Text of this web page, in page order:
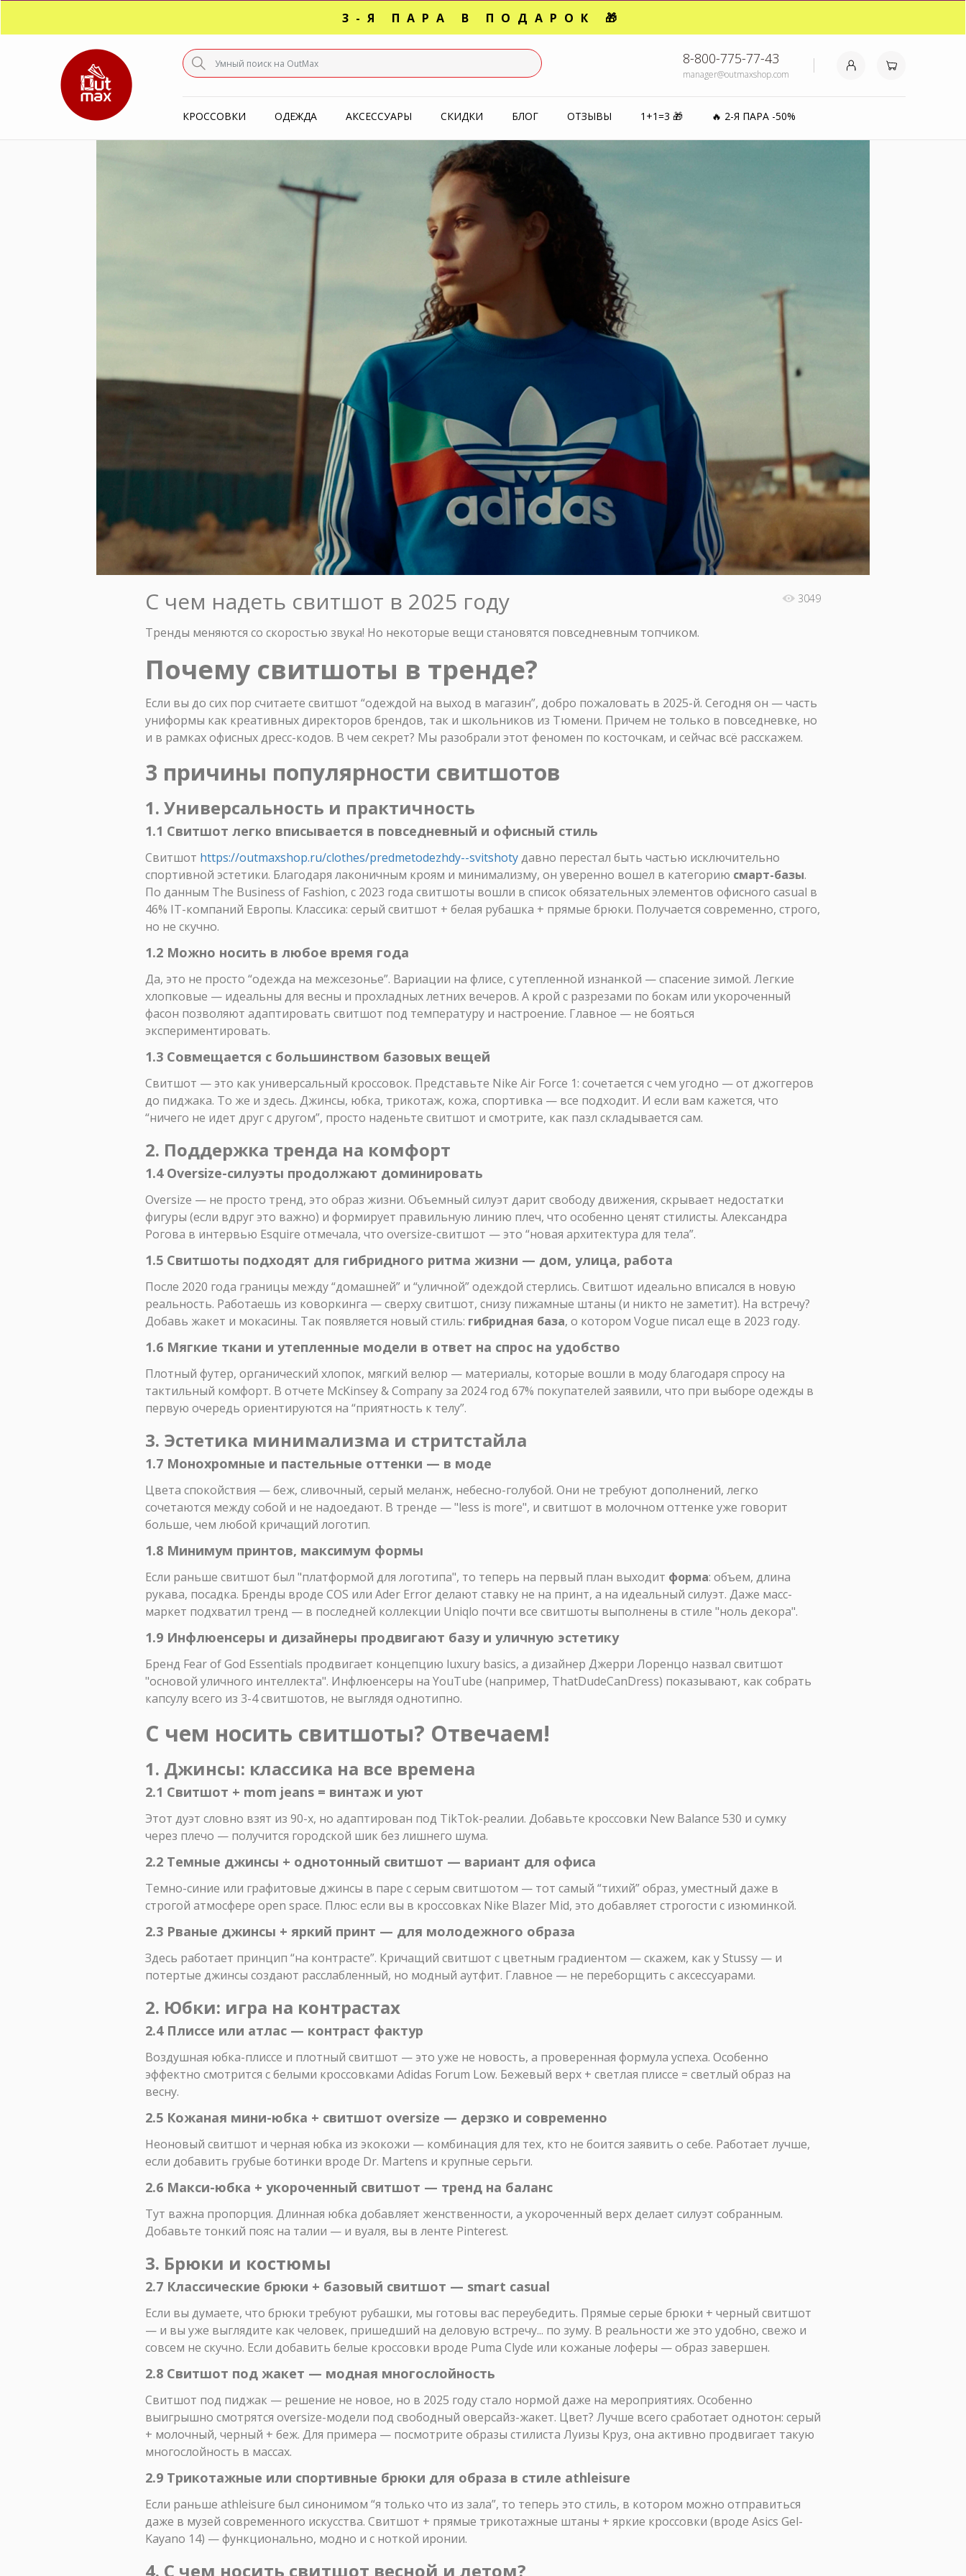
3-Я ПАРА В ПОДАРОК 🎁
ПОСЛЕДНИЕ РАЗМЕРЫ ОТ 1500₽⚡️ 8-800-775-77-43
manager@outmaxshop.com
КРОССОВКИ ОДЕЖДА АКСЕССУАРЫ СКИДКИ БЛОГ ОТЗЫВЫ 1+1=3 🎁 🔥 2-Я ПАРА -50%
С чем надеть свитшот в 2025 году 3049
Тренды меняются со скоростью звука! Но некоторые вещи становятся повседневным топчиком.
Почему свитшоты в тренде?
Если вы до сих пор считаете свитшот “одеждой на выход в магазин”, добро пожаловать в 2025-й. Сегодня он — часть
униформы как креативных директоров брендов, так и школьников из Тюмени. Причем не только в повседневке, но
и в рамках офисных дресс-кодов. В чем секрет? Мы разобрали этот феномен по косточкам, и сейчас всё расскажем.
3 причины популярности свитшотов
1. Универсальность и практичность
1.1 Свитшот легко вписывается в повседневный и офисный стиль
Свитшот https://outmaxshop.ru/clothes/predmetodezhdy--svitshotyдавно перестал быть частью исключительно
спортивной эстетики. Благодаря лаконичным кроям и минимализму, он уверенно вошел в категорию смарт-базы.
По данным The Business of Fashion, с 2023 года свитшоты вошли в список обязательных элементов офисного casual в
46% IT-компаний Европы. Классика: серый свитшот + белая рубашка + прямые брюки. Получается современно, строго,
но не скучно.
1.2 Можно носить в любое время года
Да, это не просто “одежда на межсезонье”. Вариации на флисе, с утепленной изнанкой — спасение зимой. Легкие
хлопковые — идеальны для весны и прохладных летних вечеров. А крой с разрезами по бокам или укороченный
фасон позволяют адаптировать свитшот под температуру и настроение. Главное — не бояться
экспериментировать.
1.3 Совмещается с большинством базовых вещей
Свитшот — это как универсальный кроссовок. Представьте Nike Air Force 1: сочетается с чем угодно — от джоггеров
до пиджака. То же и здесь. Джинсы, юбка, трикотаж, кожа, спортивка — все подходит. И если вам кажется, что
“ничего не идет друг с другом”, просто наденьте свитшот и смотрите, как пазл складывается сам.
2. Поддержка тренда на комфорт
1.4 Oversize-силуэты продолжают доминировать
Oversize — не просто тренд, это образ жизни. Объемный силуэт дарит свободу движения, скрывает недостатки
фигуры (если вдруг это важно) и формирует правильную линию плеч, что особенно ценят стилисты. Александра
Рогова в интервью Esquire отмечала, что oversize-свитшот — это “новая архитектура для тела”.
1.5 Свитшоты подходят для гибридного ритма жизни — дом, улица, работа
После 2020 года границы между “домашней” и “уличной” одеждой стерлись. Свитшот идеально вписался в новую
реальность. Работаешь из коворкинга — сверху свитшот, снизу пижамные штаны (и никто не заметит). На встречу?
Добавь жакет и мокасины. Так появляется новый стиль: гибридная база, о котором Vogue писал еще в 2023 году.
1.6 Мягкие ткани и утепленные модели в ответ на спрос на удобство
Плотный футер, органический хлопок, мягкий велюр — материалы, которые вошли в моду благодаря спросу на
тактильный комфорт. В отчете McKinsey & Company за 2024 год 67% покупателей заявили, что при выборе одежды в
первую очередь ориентируются на “приятность к телу”.
3. Эстетика минимализма и стритстайла
1.7 Монохромные и пастельные оттенки — в моде
Цвета спокойствия — беж, сливочный, серый меланж, небесно-голубой. Они не требуют дополнений, легко
сочетаются между собой и не надоедают. В тренде — "less is more", и свитшот в молочном оттенке уже говорит
больше, чем любой кричащий логотип.
1.8 Минимум принтов, максимум формы
Если раньше свитшот был "платформой для логотипа", то теперь на первый план выходит форма: объем, длина
рукава, посадка. Бренды вроде COS или Ader Error делают ставку не на принт, а на идеальный силуэт. Даже масс-
маркет подхватил тренд — в последней коллекции Uniqlo почти все свитшоты выполнены в стиле "ноль декора".
1.9 Инфлюенсеры и дизайнеры продвигают базу и уличную эстетику
Бренд Fear of God Essentials продвигает концепцию luxury basics, а дизайнер Джерри Лоренцо назвал свитшот
"основой уличного интеллекта". Инфлюенсеры на YouTube (например, ThatDudeCanDress) показывают, как собрать
капсулу всего из 3-4 свитшотов, не выглядя однотипно.
С чем носить свитшоты? Отвечаем!
1. Джинсы: классика на все времена
2.1 Свитшот + mom jeans = винтаж и уют
Этот дуэт словно взят из 90-х, но адаптирован под TikTok-реалии. Добавьте кроссовки New Balance 530 и сумку
через плечо — получится городской шик без лишнего шума.
2.2 Темные джинсы + однотонный свитшот — вариант для офиса
Темно-синие или графитовые джинсы в паре с серым свитшотом — тот самый “тихий” образ, уместный даже в
строгой атмосфере open space. Плюс: если вы в кроссовках Nike Blazer Mid, это добавляет строгости с изюминкой.
2.3 Рваные джинсы + яркий принт — для молодежного образа
Здесь работает принцип “на контрасте”. Кричащий свитшот с цветным градиентом — скажем, как у Stussy — и
потертые джинсы создают расслабленный, но модный аутфит. Главное — не переборщить с аксессуарами.
2. Юбки: игра на контрастах
2.4 Плиссе или атлас — контраст фактур
Воздушная юбка-плиссе и плотный свитшот — это уже не новость, а проверенная формула успеха. Особенно
эффектно смотрится с белыми кроссовками Adidas Forum Low. Бежевый верх + светлая плиссе = светлый образ на
весну.
2.5 Кожаная мини-юбка + свитшот oversize — дерзко и современно
Неоновый свитшот и черная юбка из экокожи — комбинация для тех, кто не боится заявить о себе. Работает лучше,
если добавить грубые ботинки вроде Dr. Martens и крупные серьги.
2.6 Макси-юбка + укороченный свитшот — тренд на баланс
Тут важна пропорция. Длинная юбка добавляет женственности, а укороченный верх делает силуэт собранным.
Добавьте тонкий пояс на талии — и вуаля, вы в ленте Pinterest.
3. Брюки и костюмы
2.7 Классические брюки + базовый свитшот — smart casual
Если вы думаете, что брюки требуют рубашки, мы готовы вас переубедить. Прямые серые брюки + черный свитшот
— и вы уже выглядите как человек, пришедший на деловую встречу... по зуму. В реальности же это удобно, свежо и
совсем не скучно. Если добавить белые кроссовки вроде Puma Clyde или кожаные лоферы — образ завершен.
2.8 Свитшот под жакет — модная многослойность
Свитшот под пиджак — решение не новое, но в 2025 году стало нормой даже на мероприятиях. Особенно
выигрышно смотрятся oversize-модели под свободный оверсайз-жакет. Цвет? Лучше всего сработает однотон: серый
+ молочный, черный + беж. Для примера — посмотрите образы стилиста Луизы Круз, она активно продвигает такую
многослойность в массах.
2.9 Трикотажные или спортивные брюки для образа в стиле athleisure
Если раньше athleisure был синонимом “я только что из зала”, то теперь это стиль, в котором можно отправиться
даже в музей современного искусства. Свитшот + прямые трикотажные штаны + яркие кроссовки (вроде Asics Gel-
Kayano 14) — функционально, модно и с ноткой иронии.
4. С чем носить свитшот весной и летом?